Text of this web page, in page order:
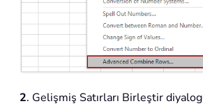
2. Gelişmiş Satırları Birleştir